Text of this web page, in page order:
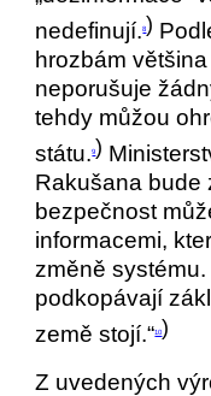
nedefinují.8)
hrozbám
neporušuje
tehdy můžou
státu.9)
Rakušana bude
bezpečnost
informacemi,
změně
podkopávají
země stojí.“10)
Z uvedených